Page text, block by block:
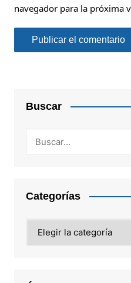
navegador para la próxima
Buscar
Categorías